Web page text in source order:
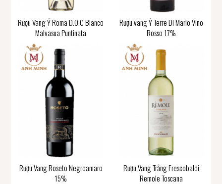
Rượu Vang Ý Roma D.O.C Bianco
Malvasua Puntinata
Rượu vang Ý Terre Di Mario Vino
Rosso 17%
Rượu Vang Roseto Negroamaro
15%
Rượu Vang Trắng Frescobaldi
Remole Toscana